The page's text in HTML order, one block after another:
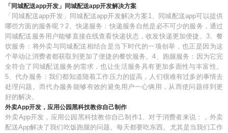
「同城配送app开发」同城配送app开发解决方案
「同城配送app开发」同城配送app开发解决方案1、同城配送app可以提供
哪些方面的服务呢？2、快递服务：快递服务自然是必不可少的服务，通过
同城配送服务用户能够直接在线查看快递状态，收发快递更加便捷。3、餐
饮服务：将外卖与同城配送相结合是当下时代的一项创举，也正是因为这
个举动让消费者都获取到更加了便捷的餐饮服务。4、跑腿服务：因为它完
全符合了同城配送服务的需求，也让生活服务具有更加多面性与丰富性。
5、代办服务：我们都知道随着工作压力的提高，人们很难有过多的事情去
处理问题。而代办服务能够有效的避免用户一心俩用，从而使问题得到更
好的解决。
外卖App开发，应用公园黑科技教你自己制作
外卖App开发，应用公园黑科技教你自己制作1、对于消费者来说：，外卖
配送App解决了我们吃饭跑腿的问题。每天都要吃东西。尤其是当我们工作